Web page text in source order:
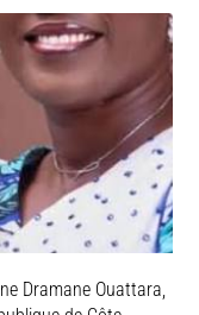
Dramane Ouattara,